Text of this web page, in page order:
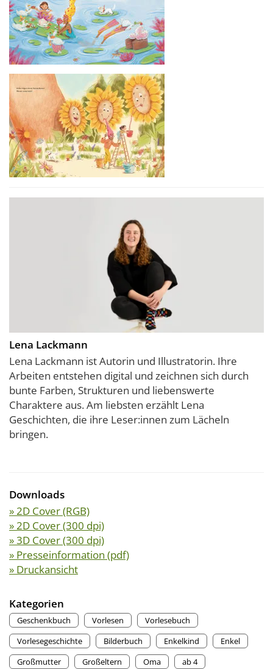
Lena Lackmann
Lena Lackmann ist Autorin und Illustratorin. Ihre
Arbeiten entstehen digital und zeichnen sich durch
bunte Farben, Strukturen und liebenswerte
Charaktere aus. Am liebsten erzählt Lena
Geschichten, die ihre Leser:innen zum Lächeln
bringen.
Downloads
» 2D Cover (RGB)
» 2D Cover (300 dpi)
» 3D Cover (300 dpi)
» Presseinformation (pdf)
» Druckansicht
Kategorien
Geschenkbuch Vorlesen
Vorlesebuch
Vorlesegeschichte
Bilderbuch Enkelkind
Enkel
Großmutter
Großeltern Oma
ab 4